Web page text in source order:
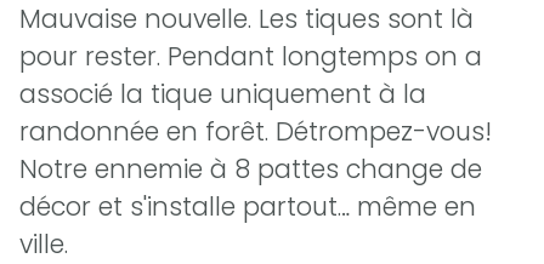
Mauvaise nouvelle. Les tiques sont là
pour rester. Pendant longtemps on a
associé la tique uniquement à la
randonnée en forêt. Détrompez-vous!
Notre ennemie à 8 pattes change de
décor et s'installe partout… même en
ville.